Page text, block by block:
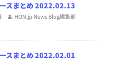
スまとめ 2022.02.13
HON.jp News Blog編集部
スまとめ 2022.02.01